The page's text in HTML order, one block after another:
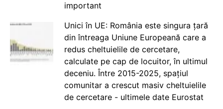
important
Unici în UE: România este singura țară
din întreaga Uniune Europeană care a
redus cheltuielile de cercetare,
calculate pe cap de locuitor, în ultimul
deceniu. Între 2015-2025, spațiul
comunitar a crescut masiv cheltuielile
de cercetare - ultimele date Eurostat